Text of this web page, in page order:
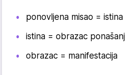
ponovljena misao = istina
istina = obrazac
obrazac = manifestacija